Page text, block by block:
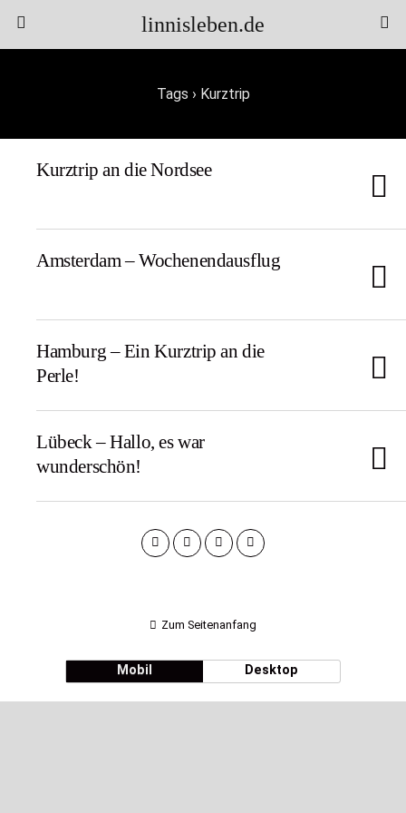
linnisleben.de
Tags › Kurztrip
Kurztrip an die Nordsee
Amsterdam – Wochenendausflug
Hamburg – Ein Kurztrip an die
Perle!
Lübeck – Hallo, es war
wunderschön!
Zum Seitenanfang
Mobil Desktop